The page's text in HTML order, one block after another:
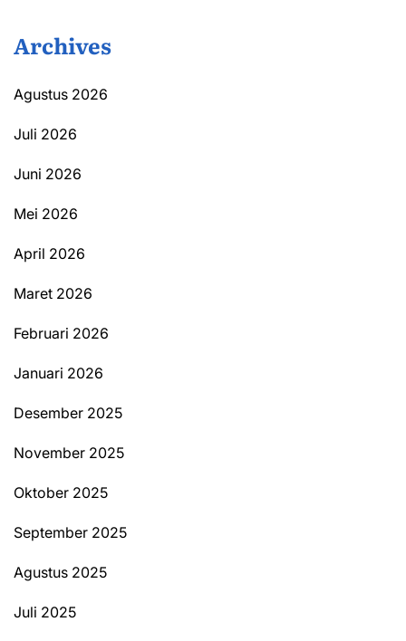
Archives
Agustus 2026
Juli 2026
Juni 2026
Mei 2026
April 2026
Maret 2026
Februari 2026
Januari 2026
Desember 2025
November 2025
Oktober 2025
September 2025
Agustus 2025
Juli 2025